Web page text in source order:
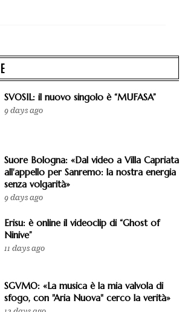
SVOSIL: il nuovo singolo è “MUFASA”
9 days ago
Suore Bologna: «Dal video a Villa Capriata
all'appello per Sanremo: la nostra energia
senza volgarità»
9 days ago
Erisu: è online il videoclip di “Ghost of
Ninive”
11 days ago
SGVMO: «La musica è la mia valvola di
sfogo, con "Aria Nuova" cerco la verità»